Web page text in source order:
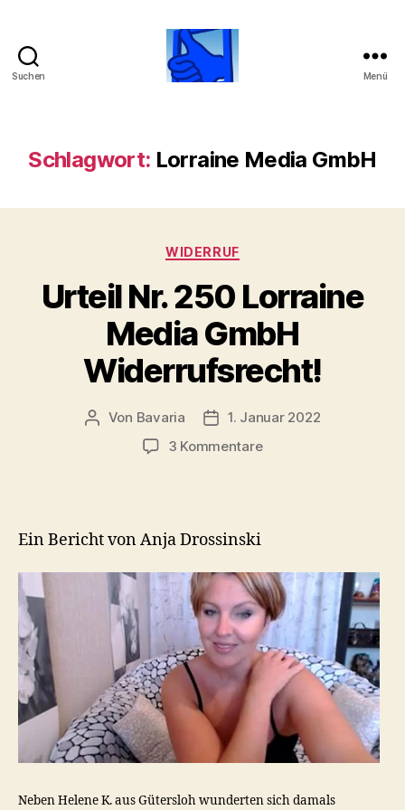
Suchen
Media
GmbH
Menü
Schlagwort: Lorraine Media GmbH
Kategorien
WIDERRUF
Urteil Nr. 250 Lorraine
Media GmbH
Widerrufsrecht!
Beitragsautor
Von Bavaria Veröffentlichungsdatum
1. Januar 2022
3 Kommentarezu
Widerrufsrecht!
Ein Bericht von Anja Drossinski
Neben Helene K. aus Gütersloh wunderten sich damals